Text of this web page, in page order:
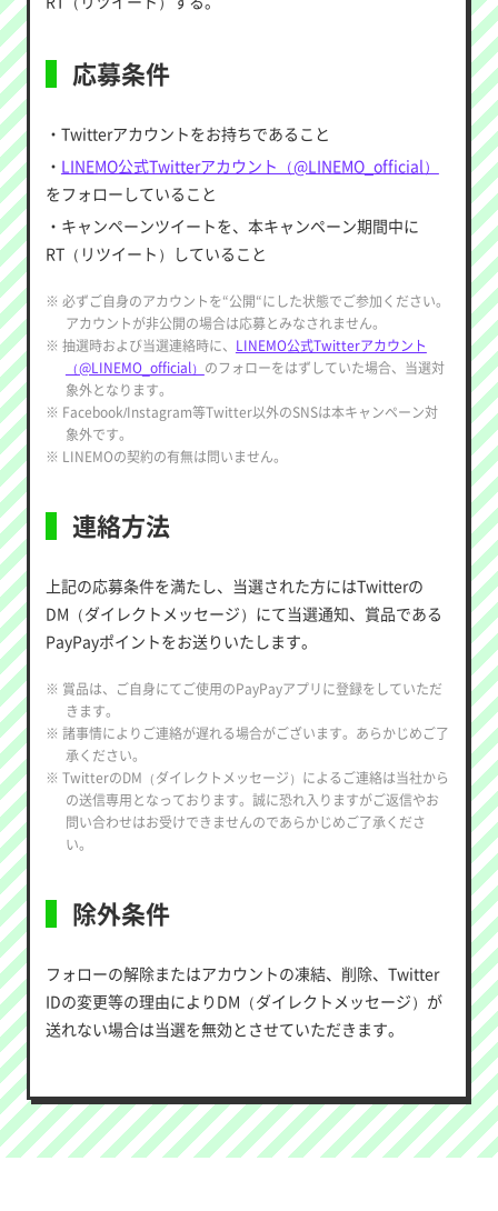
応募条件
・Twitterアカウントをお持ちであること
・ LINEMO公式Twitterアカウント（@LINEMO_official）
をフォローしていること
・キャンペーンツイートを、本キャンペーン期間中に
RT（リツイート）していること
※ 必ずご自身のアカウントを“公開“にした状態でご参加ください。
アカウントが非公開の場合は応募とみなされません。
※ 抽選時および当選連絡時に、 LINEMO公式Twitterアカウント
（@LINEMO_official） のフォローをはずしていた場合、当選対
象外となります。
※ Facebook/Instagram等Twitter以外のSNSは本キャンペーン対
象外です。
※ LINEMOの契約の有無は問いません。
連絡方法
上記の応募条件を満たし、当選された方にはTwitterの
DM（ダイレクトメッセージ）にて当選通知、賞品である
PayPayポイントをお送りいたします。
※ 賞品は、ご自身にてご使用のPayPayアプリに登録をしていただ
きます。
※ 諸事情によりご連絡が遅れる場合がございます。あらかじめご了
承ください。
※ TwitterのDM（ダイレクトメッセージ）によるご連絡は当社から
の送信専用となっております。誠に恐れ入りますがご返信やお
問い合わせはお受けできませんのであらかじめご了承くださ
い。
除外条件
フォローの解除またはアカウントの凍結、削除、Twitter
IDの変更等の理由によりDM（ダイレクトメッセージ）が
送れない場合は当選を無効とさせていただきます。